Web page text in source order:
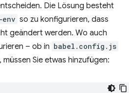
Die Lösung besteht
so zu konfigurieren, dass
geändert werden. Wo auch
– ob in babel.config.js
müssen Sie etwas hinzufügen: